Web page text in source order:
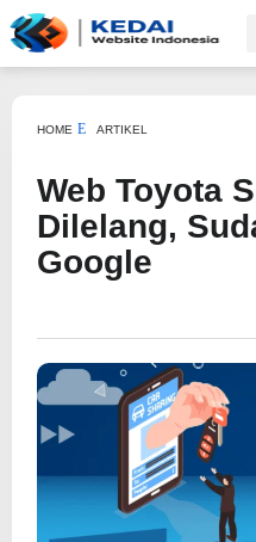
HOME ARTIKEL
Web Toyota
Dilelang,
Google